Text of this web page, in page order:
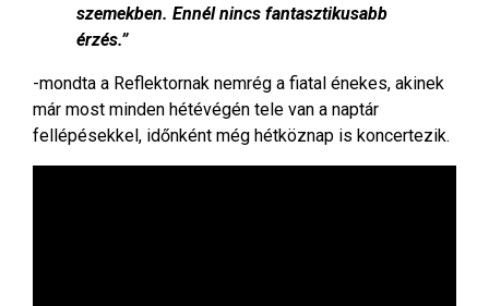
szemekben. Ennél nincs fantasztikusabb
érzés.”
-mondta a Reflektornak nemrég a fiatal énekes, akinek
már most minden hétévégén tele van a naptár
fellépésekkel, időnként még hétköznap is koncertezik.